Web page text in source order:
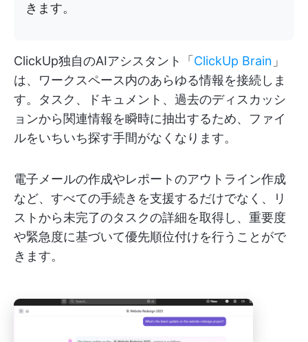
きます。
ClickUp独自のAIアシスタント「 ClickUp Brain 」
は、ワークスペース内のあらゆる情報を接続しま
す。タスク、ドキュメント、過去のディスカッシ
ョンから関連情報を瞬時に抽出するため、ファイ
ルをいちいち探す手間がなくなります。
電子メールの作成やレポートのアウトライン作成
など、すべての手続きを支援するだけでなく、リ
ストから未完了のタスクの詳細を取得し、重要度
や緊急度に基づいて優先順位付けを行うことがで
きます。